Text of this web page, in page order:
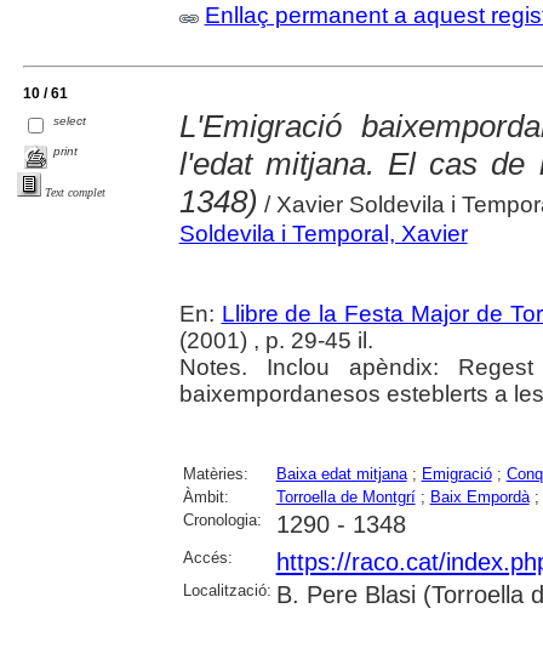
Enllaç permanent a aquest
10 / 61
select
print
Text complet
L'Emigració
l'edat mitjana. El cas de
1348) / Xavier Soldevila i
Soldevila i Temporal, Xavier
En: Llibre de la Festa Major de
(2001) , p. 29-45 il.
Notes. Inclou apèndix:
baixempordanesos esteblerts a
Matèries: Baixa edat mitjana; Emigració;
Àmbit:
Torroella de Montgrí; Baix Empordà;
Cronologia:
1290 - 1348
Accés: https://raco.cat/
Localització: B. Pere Blasi (Torroella